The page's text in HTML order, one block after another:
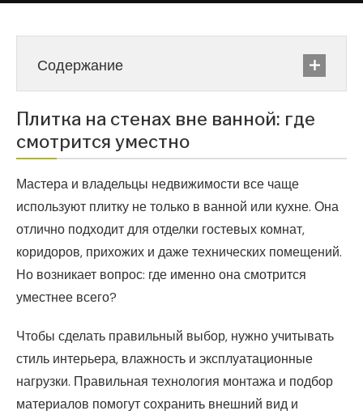
Содержание
Плитка на стенах вне ванной: где
смотрится уместно
Мастера и владельцы недвижимости все чаще
используют плитку не только в ванной или кухне. Она
отлично подходит для отделки гостевых комнат,
коридоров, прихожих и даже технических помещений.
Но возникает вопрос: где именно она смотрится
уместнее всего?
Чтобы сделать правильный выбор, нужно учитывать
стиль интерьера, влажность и эксплуатационные
нагрузки. Правильная технология монтажа и подбор
материалов помогут сохранить внешний вид и